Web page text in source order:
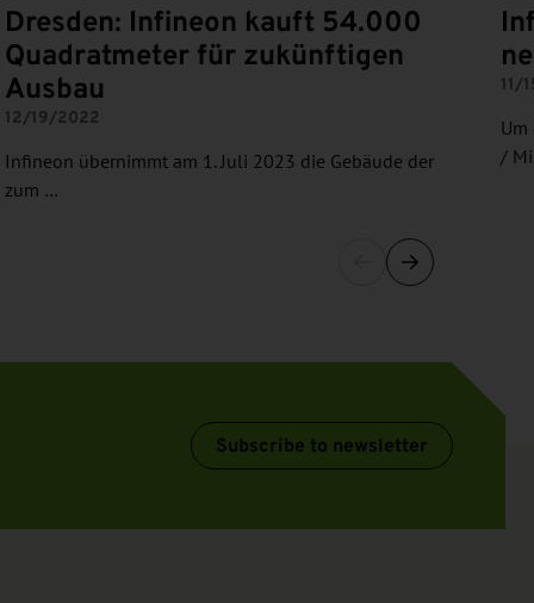
Dresden: Infineon kauft 54.000
Quadratmeter für zukünftigen
Ausbau
12/19/2022
Infineon übernimmt am 1. Juli 2023 die Gebäude der
zum …
11/
Um
/
Subscribe to newsletter